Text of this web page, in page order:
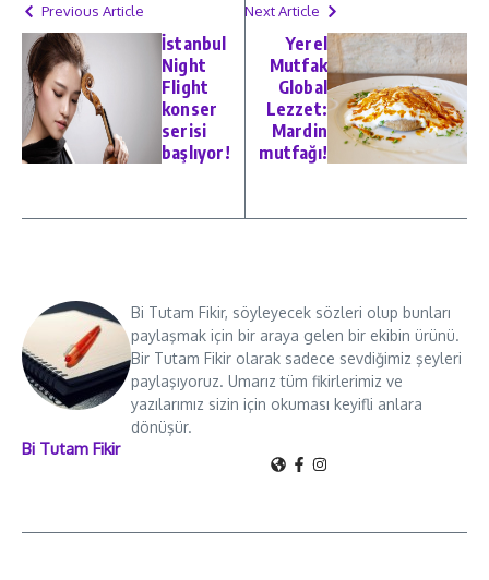
Previous Article
İstanbul
Night
Flight
konser
serisi
başlıyor!
Next Article
Yerel
Mutfak
Global
Lezzet:
Mardin
mutfağı!
Bi Tutam Fikir
Bi Tutam Fikir, söyleyecek sözleri olup bunları
paylaşmak için bir araya gelen bir ekibin ürünü.
Bir Tutam Fikir olarak sadece sevdiğimiz şeyleri
paylaşıyoruz. Umarız tüm fikirlerimiz ve
yazılarımız sizin için okuması keyifli anlara
dönüşür.